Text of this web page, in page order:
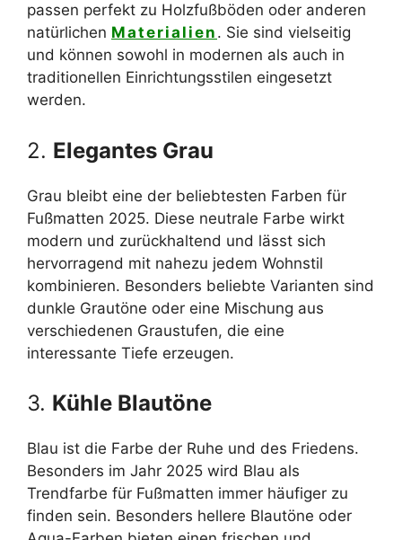
passen perfekt zu Holzfußböden oder anderen
natürlichen Materialien . Sie sind vielseitig
und können sowohl in modernen als auch in
traditionellen Einrichtungsstilen eingesetzt
werden.
2. Elegantes Grau
Grau bleibt eine der beliebtesten Farben für
Fußmatten 2025. Diese neutrale Farbe wirkt
modern und zurückhaltend und lässt sich
hervorragend mit nahezu jedem Wohnstil
kombinieren. Besonders beliebte Varianten sind
dunkle Grautöne oder eine Mischung aus
verschiedenen Graustufen, die eine
interessante Tiefe erzeugen.
3. Kühle Blautöne
Blau ist die Farbe der Ruhe und des Friedens.
Besonders im Jahr 2025 wird Blau als
Trendfarbe für Fußmatten immer häufiger zu
finden sein. Besonders hellere Blautöne oder